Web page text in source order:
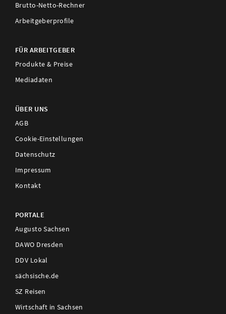
Brutto-Netto-Rechner
Arbeitgeberprofile
FÜR ARBEITGEBER
Produkte & Preise
Mediadaten
ÜBER UNS
AGB
Cookie-Einstellungen
Datenschutz
Impressum
Kontakt
PORTALE
Augusto Sachsen
DAWO Dresden
DDV Lokal
sächsische.de
SZ Reisen
Wirtschaft in Sachsen